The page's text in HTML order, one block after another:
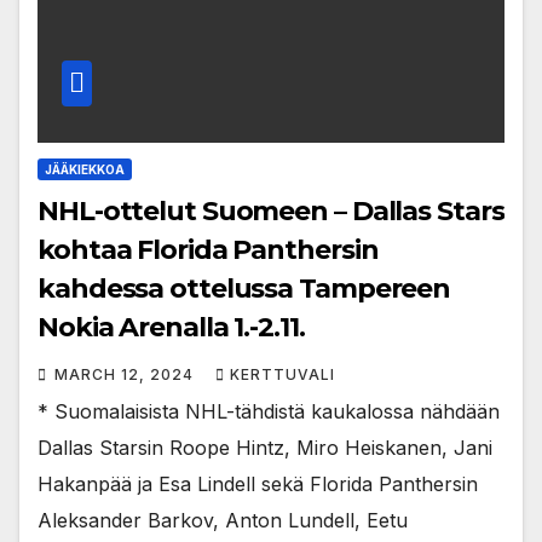
JÄÄKIEKKOA
NHL-ottelut Suomeen – Dallas Stars
kohtaa Florida Panthersin
kahdessa ottelussa Tampereen
Nokia Arenalla 1.-2.11.
MARCH 12, 2024 KERTTUVALI
* Suomalaisista NHL-tähdistä kaukalossa nähdään
Dallas Starsin Roope Hintz, Miro Heiskanen, Jani
Hakanpää ja Esa Lindell sekä Florida Panthersin
Aleksander Barkov, Anton Lundell, Eetu